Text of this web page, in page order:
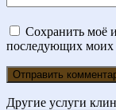
Сохранить моё
последующих моих
Другие услуги